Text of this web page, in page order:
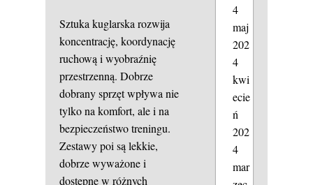
Sztuka kuglarska rozwija
koncentrację, koordynację
ruchową i wyobraźnię
przestrzenną. Dobrze
dobrany sprzęt wpływa nie
tylko na komfort, ale i na
bezpieczeństwo treningu.
Zestawy poi są lekkie,
dobrze wyważone i
dostępne w różnych
4
maj
202
4
kwi
ecie
ń
202
4
mar